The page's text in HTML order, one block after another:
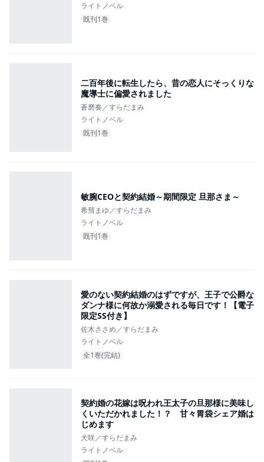
ライトノベル
既刊1巻
二百年後に転生したら、昔の恋人にそっくりな
魔導士に偏愛されました
蒼磨奏／すらだまみ
ライトノベル
既刊1巻
敏腕CEOと契約結婚～期間限定 旦那さま～
希彗まゆ／すらだまみ
ライトノベル
既刊1巻
愛のない契約結婚のはずですが、王子で公爵な
ダンナ様に何故か溺愛される毎日です！【電子
限定SS付き】
佐木ささめ／すらだまみ
ライトノベル
全1巻(完結)
契約婚の花嫁は呪われ王太子の旦那様に美味し
くいただかれました！？ 甘々胃袋シェア婚は
じめます
犬咲／すらだまみ
ライトノベル